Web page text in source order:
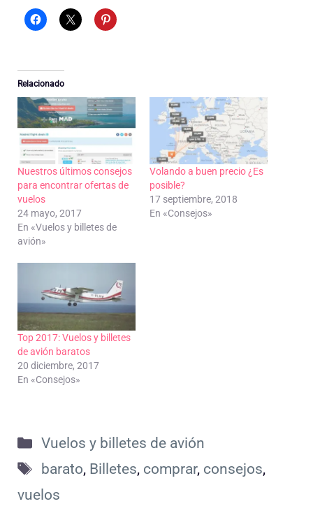
Relacionado
Nuestros últimos consejos
para encontrar ofertas de
vuelos
24 mayo, 2017
En «Vuelos y billetes de
avión»
Volando a buen precio ¿Es
posible?
17 septiembre, 2018
En «Consejos»
Top 2017: Vuelos y billetes
de avión baratos
20 diciembre, 2017
En «Consejos»
Categorías
Vuelos y billetes de avión
Etiquetas
barato, Billetes, comprar, consejos,
vuelos